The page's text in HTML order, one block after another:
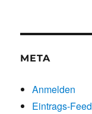
META
Anmelden
Eintrags-Feed